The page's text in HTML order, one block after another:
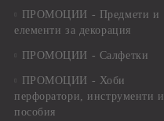
ПРОМОЦИИ - Предмети и
елементи за декорация
ПРОМОЦИИ - Салфетки
ПРОМОЦИИ - Хоби
перфоратори, инструменти и
пособия